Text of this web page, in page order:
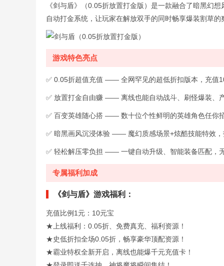
《剑与盾》（0.05折放置打金版）是一款融合了暗黑幻
自动打金系统，让玩家在解放双手的同时畅享爆装割草的
游戏特色亮点
✅ 0.05折超值充值 —— 全网罕见的超低折扣版本，充值
✅ 放置打金自由赚 —— 离线也能自动战斗、刷怪爆装、
✅ 百变英雄随心搭 —— 数十位个性鲜明的英雄角色任你
✅ 暗黑画风沉浸体验 —— 魔幻质感场景+炫酷技能特效
✅ 轻松解压零负担 —— 一键自动升级、智能装备匹配，
专属福利加成
《剑与盾》游戏福利：
充值比例1元：10元宝
★上线福利：0.05折、免费真充、福利资源！
★史低折扣全场0.05折，畅享豪华顶配资源！
★霸业特权全新开启，离线也能爆千元充值卡！